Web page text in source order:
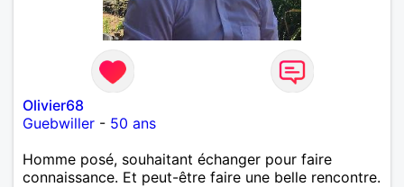
Olivier68
Guebwiller - 50 ans
Homme posé, souhaitant échanger pour faire
connaissance. Et peut-être faire une belle rencontre.